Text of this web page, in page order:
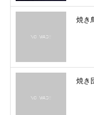
焼き
焼き